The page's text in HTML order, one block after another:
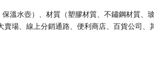
溫水壺）、材質（塑膠材質、不鏽鋼材質、
賣場、線上分銷通路、便利商店、百貨公司、